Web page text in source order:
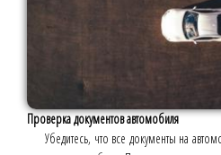
Проверка документов автомобиля
Убедитесь, что все документы на